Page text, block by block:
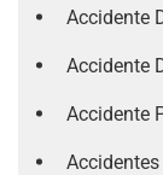
Accidente
Accidente
Accidente